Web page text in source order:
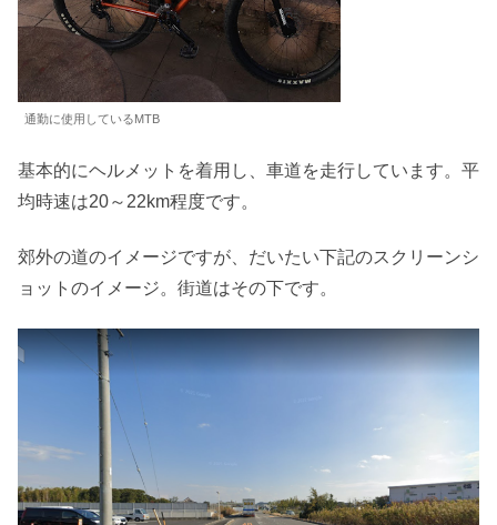
通勤に使用しているMTB
基本的にヘルメットを着用し、車道を走行しています。平
均時速は20～22km程度です。
郊外の道のイメージですが、だいたい下記のスクリーンシ
ョットのイメージ。街道はその下です。